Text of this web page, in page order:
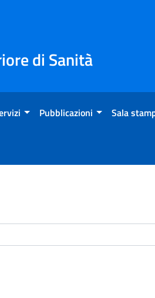
di Sanità
Pubblicazioni Sala
Eventi